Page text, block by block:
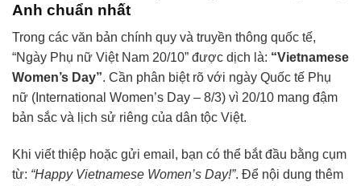
Anh chuẩn nhất
Trong các văn bản chính quy và truyền thông quốc tế,
“Ngày Phụ nữ Việt Nam 20/10” được dịch là: “Vietnamese
Women’s Day”. Cần phân biệt rõ với ngày Quốc tế Phụ
nữ (International Women’s Day – 8/3) vì 20/10 mang đậm
bản sắc và lịch sử riêng của dân tộc Việt.
Khi viết thiệp hoặc gửi email, bạn có thể bắt đầu bằng cụm
từ: “Happy Vietnamese Women’s Day!”. Để nội dung thêm